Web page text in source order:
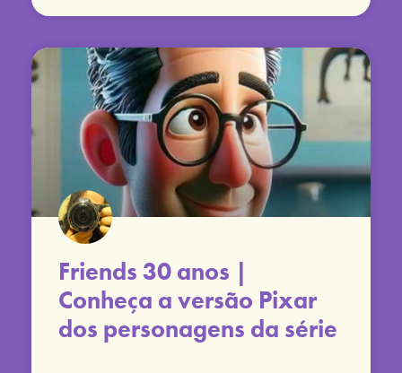
Friends 30 anos |
Conheça a versão Pixar
dos personagens da série